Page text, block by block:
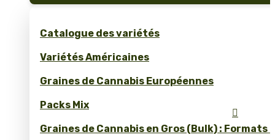
Catalogue des variétés
Variétés Américaines
Graines de Cannabis Européennes
Packs Mix
Graines de Cannabis en Gros (Bulk) : Formats
